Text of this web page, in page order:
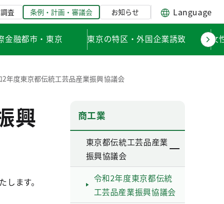
査 条例・計画・審議会 お知らせ Language
金融都市・東京 東京の特区・外国企業誘致 女
2年度東京都伝統工芸品産業振興協議会
興
ます。
商工業
東京都伝統工芸品産業
振興協議会
令和2年度東京都伝統
工芸品産業振興協議会